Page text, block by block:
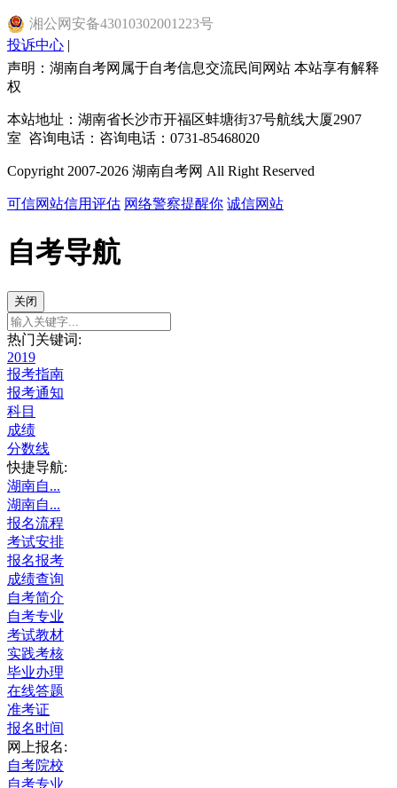
湘公网安备43010302001223号
投诉中心 |
声明：湖南自考网属于自考信息交流民间网站 本站享有解释
权
本站地址：湖南省长沙市开福区蚌塘街37号航线大厦2907
室 咨询电话：咨询电话：0731-85468020
Copyright 2007-2026 湖南自考网 All Right Reserved
可信网站信用评估 网络警察提醒你 诚信网站
自考导航
关闭
热门关键词:
2019
报考指南
报考通知
科目
成绩
分数线
快捷导航:
湖南自...
湖南自...
报名流程
考试安排
报名报考
成绩查询
自考简介
自考专业
考试教材
实践考核
毕业办理
在线答题
准考证
报名时间
网上报名:
自考院校
自考专业